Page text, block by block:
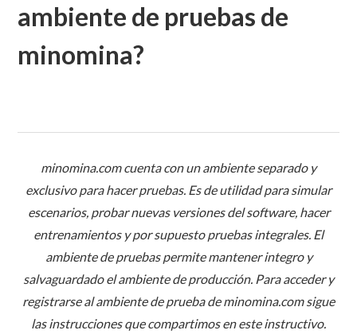
ambiente de pruebas de
minomina?
minomina.com cuenta con un ambiente separado y
exclusivo para hacer pruebas. Es de utilidad para simular
escenarios, probar nuevas versiones del software, hacer
entrenamientos y por supuesto pruebas integrales. El
ambiente de pruebas permite mantener integro y
salvaguardado el ambiente de producción. Para acceder y
registrarse al ambiente de prueba de minomina.com sigue
las instrucciones que compartimos en este instructivo.